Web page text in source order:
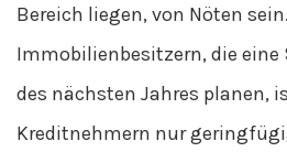
Bereich liegen, von Nöten
Immobilienbesitzern, die
des nächsten Jahres planen,
Kreditnehmern nur